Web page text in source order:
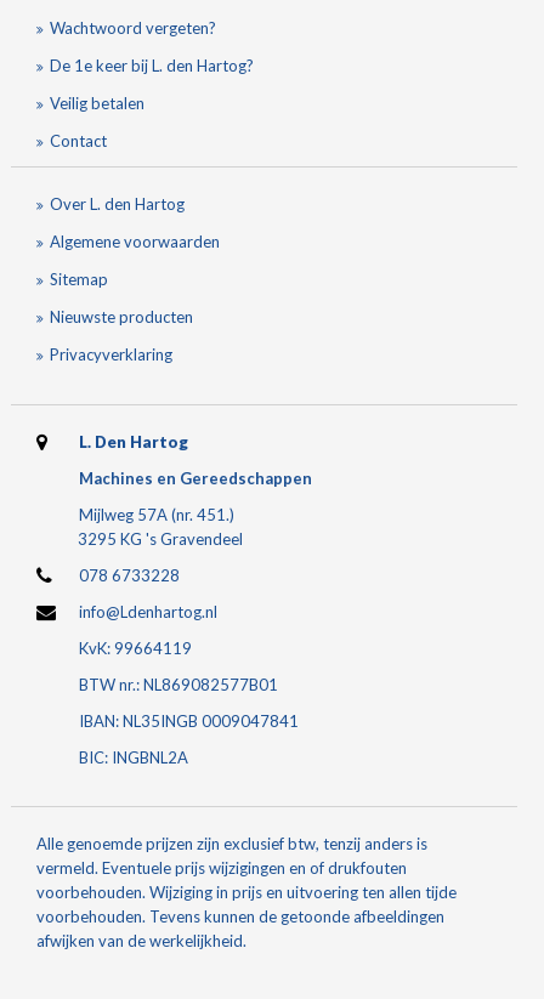
Wachtwoord vergeten?
De 1e keer bij L. den Hartog?
Veilig betalen
Contact
Over L. den Hartog
Algemene voorwaarden
Sitemap
Nieuwste producten
Privacyverklaring
L. Den Hartog
Machines en Gereedschappen
Mijlweg 57A (nr. 451.)
3295 KG 's Gravendeel
078 6733228
info@Ldenhartog.nl
KvK: 99664119
BTW nr.: NL869082577B01
IBAN: NL35INGB 0009047841
BIC: INGBNL2A
Alle genoemde prijzen zijn exclusief btw, tenzij anders is
vermeld. Eventuele prijs wijzigingen en of drukfouten
voorbehouden. Wijziging in prijs en uitvoering ten allen tijde
voorbehouden. Tevens kunnen de getoonde afbeeldingen
afwijken van de werkelijkheid.